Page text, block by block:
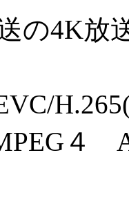
の4K放
４